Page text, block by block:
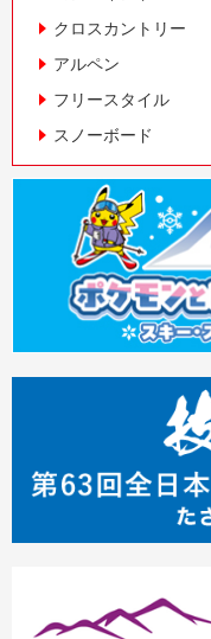
クロスカントリー
アルペン
フリースタイル
スノーボード